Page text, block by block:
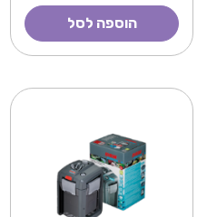
הוספה לסל